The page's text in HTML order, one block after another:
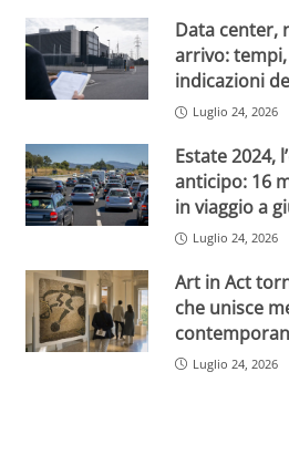
Data center,
arrivo:
indicazioni
Luglio 24, 2026
Estate 2024,
anticipo: 16
in viaggio a
Luglio 24, 2026
Art in Act
che unisce
Luglio 24, 2026